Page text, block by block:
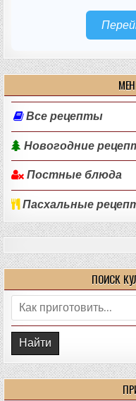
Все рецепты
Новогодние
Постные блюда
Пасхальные
ПОИСК
Поиск: